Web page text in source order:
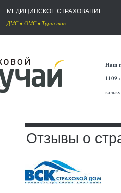
МЕДИЦИНСКОЕ СТРАХОВАНИЕ
ДМС• ОМС• Туристов
Наш
1109
Отзывы о